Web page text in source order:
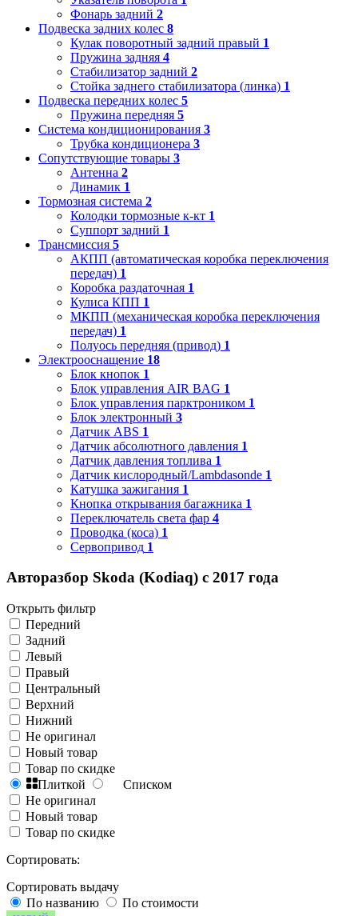
Фонарь задний 2
Подвеска задних колес 8
Кулак поворотный задний правый 1
Пружина задняя 4
Стабилизатор задний 2
Стойка заднего стабилизатора (линка) 1
Подвеска передних колес 5
Пружина передняя 5
Система кондиционирования 3
Трубка кондиционера 3
Сопутствующие товары 3
Антенна 2
Динамик 1
Тормозная система 2
Колодки тормозные к-кт 1
Суппорт задний 1
Трансмиссия 5
АКПП (автоматическая коробка переключения
передач) 1
Коробка раздаточная 1
Кулиса КПП 1
МКПП (механическая коробка переключения
передач) 1
Полуось передняя (привод) 1
Электрооснащение 18
Блок кнопок 1
Блок управления AIR BAG 1
Блок управления парктроником 1
Блок электронный 3
Датчик ABS 1
Датчик абсолютного давления 1
Датчик давления топлива 1
Датчик кислородный/Lambdasonde 1
Катушка зажигания 1
Кнопка открывания багажника 1
Переключатель света фар 4
Проводка (коса) 1
Сервопривод 1
Авторазбор Skoda (Kodiaq) с 2017 года
Открыть фильтр
Передний
Задний
Левый
Правый
Центральный
Верхний
Нижний
Не оригинал
Новый товар
Товар по скидке
Плиткой
Списком
Не оригинал
Новый товар
Товар по скидке
Сортировать:
Сортировать выдачу
По названию
По стоимости